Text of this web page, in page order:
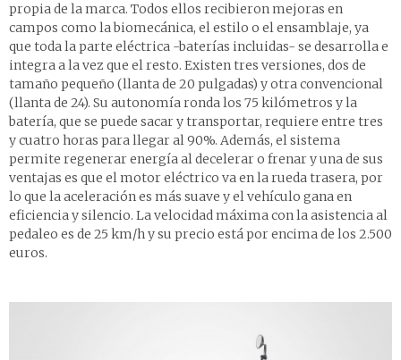
propia de la marca. Todos ellos recibieron mejoras en
campos como la biomecánica, el estilo o el ensamblaje, ya
que toda la parte eléctrica -baterías incluidas- se desarrolla e
integra a la vez que el resto. Existen tres versiones, dos de
tamaño pequeño (llanta de 20 pulgadas) y otra convencional
(llanta de 24). Su autonomía ronda los 75 kilómetros y la
batería, que se puede sacar y transportar, requiere entre tres
y cuatro horas para llegar al 90%. Además, el sistema
permite regenerar energía al decelerar o frenar y una de sus
ventajas es que el motor eléctrico va en la rueda trasera, por
lo que la aceleración es más suave y el vehículo gana en
eficiencia y silencio. La velocidad máxima con la asistencia al
pedaleo es de 25 km/h y su precio está por encima de los 2.500
euros.